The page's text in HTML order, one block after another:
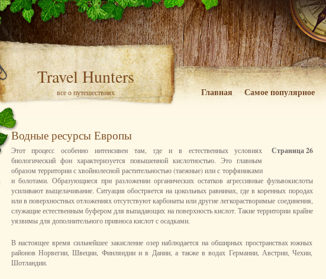
Travel Hunters
все о путешествиях Главная Самое популярное
Водные ресурсы Европы
Страница 26
Этот процесс особенно интенсивен там, где и в естественных условиях
биологический фон характеризуется повышенной кислотностью. Это главным
образом территории с хвойнолесной растительностью (таежные) или с торфяниками
и болотами. Образующиеся при разложении органических остатков агрессивные фульвокислоты
усиливают выщелачивание. Ситуация обостряется на цокольных равнинах, где в коренных породах
или в поверхностных отложениях отсутствуют карбонаты или другие легкорастворимые соединения,
служащие естественным буфером для выпадающих на поверхность кислот. Такие территории крайне
уязвимы для дополнительного привноса кислот с осадками.
В настоящее время сильнейшее закисление озер наблюдается на обширных пространствах южных
районов Норвегии, Швеции, Финляндии и в Дании, а также в водах Германии, Австрии, Чехии,
Шотландии.